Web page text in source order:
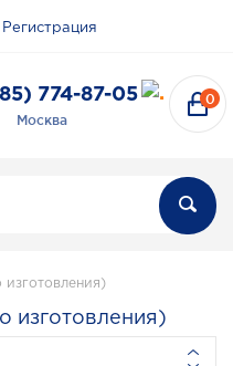
Регистрация
774-87-05
Москва
0
изготовления)
изготовления)